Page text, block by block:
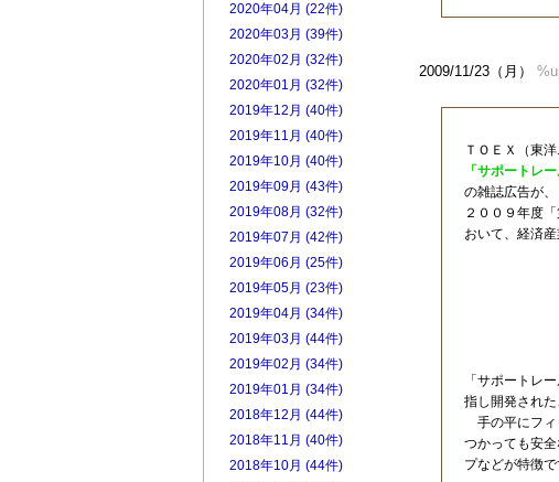
2009/11/23（月）
ＴＯＥＸ（東
「サポートレ
の雑誌広告が、
２００９年度
おいて、経済
「サポートレ
指し開発され
手の平にフィ
つかっても安
プなどが特徴で
2020年04月 (22件)
2020年03月 (39件)
2020年02月 (32件)
2020年01月 (32件)
2019年12月 (40件)
2019年11月 (40件)
2019年10月 (40件)
2019年09月 (43件)
2019年08月 (32件)
2019年07月 (42件)
2019年06月 (25件)
2019年05月 (23件)
2019年04月 (34件)
2019年03月 (44件)
2019年02月 (34件)
2019年01月 (34件)
2018年12月 (44件)
2018年11月 (40件)
2018年10月 (44件)